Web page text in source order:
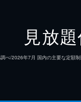
見放
べ/2026年7⽉ 国内の主要な定額